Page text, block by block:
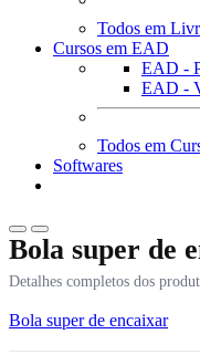
Todos em
Cursos em EAD
EAD -
EAD -
Todos em
Softwares
Bola super de
Detalhes completos dos
Bola super de encaixar